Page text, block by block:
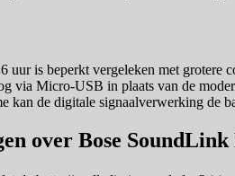
uur is beperkt vergeleken met grotere
via Micro-USB in plaats van de
kan de digitale signaalverwerking de
over Bose